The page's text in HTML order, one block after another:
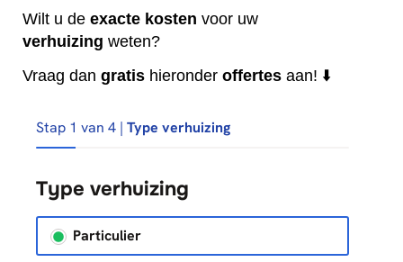
Wilt u de exacte kosten voor uw
verhuizing weten?
Vraag dan gratis hieronder offertes aan! ⬇️